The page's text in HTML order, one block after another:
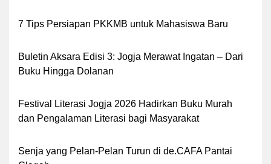
7 Tips Persiapan PKKMB untuk Mahasiswa Baru
Buletin Aksara Edisi 3: Jogja Merawat Ingatan – Dari
Buku Hingga Dolanan
Festival Literasi Jogja 2026 Hadirkan Buku Murah
dan Pengalaman Literasi bagi Masyarakat
Senja yang Pelan-Pelan Turun di de.CAFA Pantai